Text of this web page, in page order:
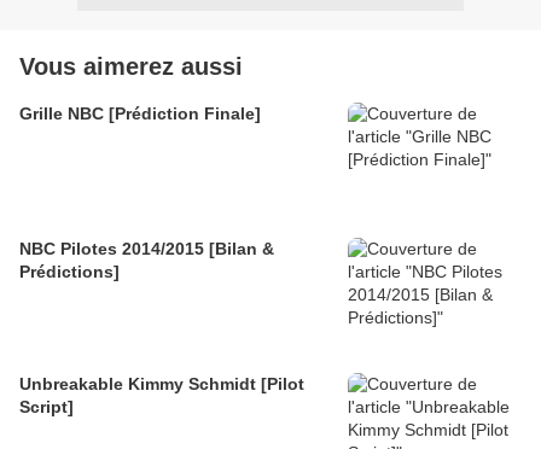
Vous aimerez aussi
Grille NBC [Prédiction Finale]
NBC Pilotes 2014/2015 [Bilan &
Prédictions]
Unbreakable Kimmy Schmidt [Pilot
Script]